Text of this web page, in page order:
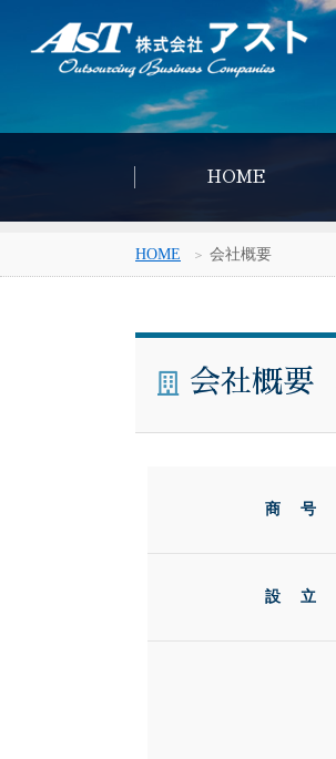
HOME
HOME 会社概要
会社概要
商 号
設 立